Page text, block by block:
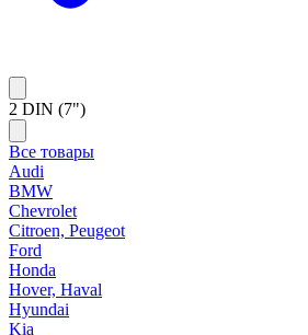
2 DIN (7")
Все товары
Audi
BMW
Chevrolet
Citroen, Peugeot
Ford
Honda
Hover, Haval
Hyundai
Kia